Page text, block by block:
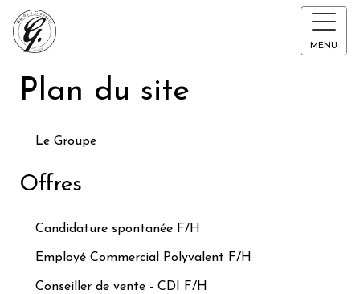
MENU
Plan du site
Le Groupe
Offres
Candidature spontanée F/H
Employé Commercial Polyvalent F/H
Conseiller de vente - CDI F/H